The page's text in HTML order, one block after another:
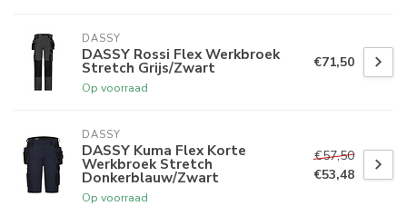
DASSY
DASSY Rossi Flex Werkbroek
Stretch Grijs/Zwart
Op voorraad
€71,50
DASSY
DASSY Kuma Flex Korte
Werkbroek Stretch
Donkerblauw/Zwart
Op voorraad
€57,50
€53,48